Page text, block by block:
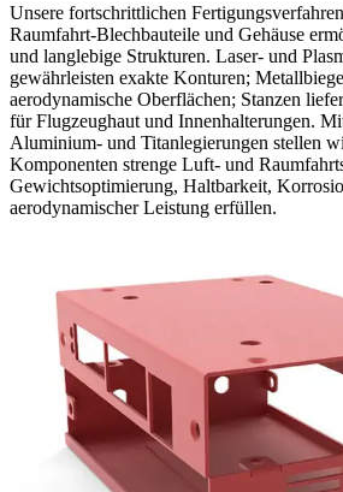
Unsere fortschrittlichen
Raumfahrt-Blechbauteile und Gehäuse
und langlebige Strukturen. Laser- und
gewährleisten exakte Konturen;
aerodynamische Oberflächen; Stanzen
für Flugzeughaut und Innenhalterungen.
Aluminium- und Titanlegierungen stellen
Komponenten strenge Luft- und
Gewichtsoptimierung, Haltbarkeit,
aerodynamischer Leistung erfüllen.